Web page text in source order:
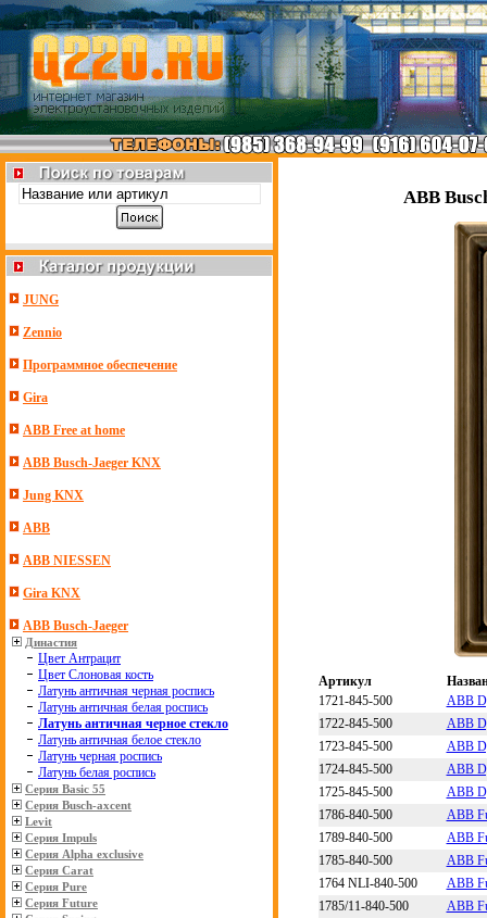
JUNG
Zennio
Программное обеспечение
Gira
ABB Free at home
ABB Busch-Jaeger KNX
Jung KNX
ABB
ABB NIESSEN
Gira KNX
ABB Busch-Jaeger
Династия
Цвет Антрацит
Цвет Слоновая кость
Латунь античная черная роспись
Латунь античная белая роспись
Латунь античная черное стекло
Латунь античная белое стекло
Латунь черная роспись
Латунь белая роспись
Серия Basic 55
Серия Busch-axcent
Levit
Серия Impuls
Серия Alpha exclusive
Серия Carat
Серия Pure
Серия Future
ABB
Артикул
1721-845-500
ABB
1722-845-500
ABB
1723-845-500
ABB
1724-845-500
ABB
1725-845-500
ABB
1786-840-500
ABB
1789-840-500
ABB
1785-840-500
ABB
1764 NLI-840-500
ABB
1785/11-840-500
ABB